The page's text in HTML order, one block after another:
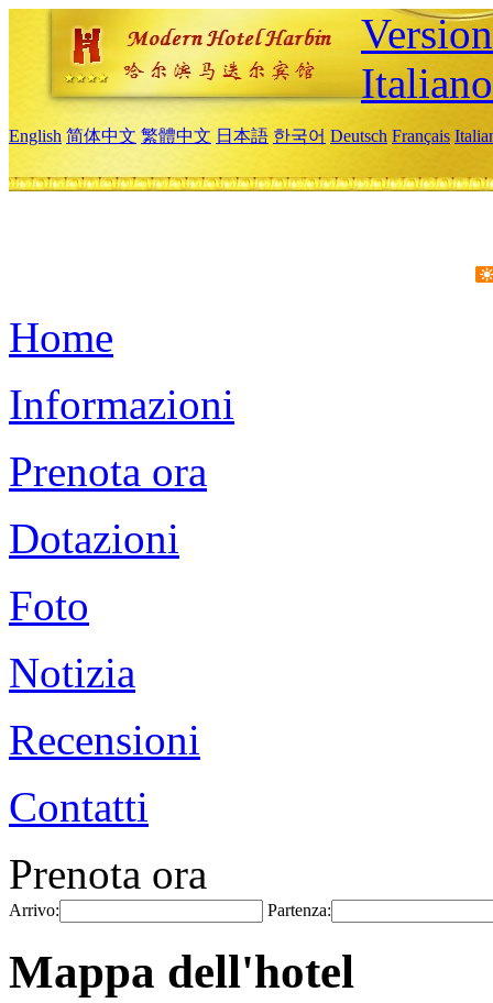
Italiano
English 简体中文 繁體中文 日本語 한국어 Deutsch Français
Home
Informazioni
Prenota ora
Dotazioni
Foto
Notizia
Recensioni
Contatti
Prenota ora
Arrivo: Partenza:
Mappa dell'hotel